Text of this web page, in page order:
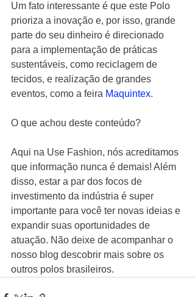
Um fato interessante é que este Polo
prioriza a inovação e, por isso, grande
parte do seu dinheiro é direcionado
para a implementação de práticas
sustentáveis, como reciclagem de
tecidos, e realização de grandes
eventos, como a feira Maquintex.
O que achou deste conteúdo?
Aqui na Use Fashion, nós acreditamos
que informação nunca é demais! Além
disso, estar a par dos focos de
investimento da indústria é super
importante para você ter novas ideias e
expandir suas oportunidades de
atuação. Não deixe de acompanhar o
nosso blog descobrir mais sobre os
outros polos brasileiros.